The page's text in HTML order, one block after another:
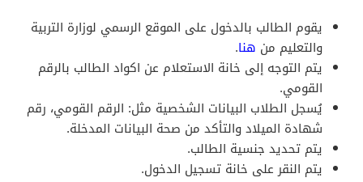
يقوم الطالب بالدخول على الموقع الرسمي لوزارة التربية
والتعليم من هنا.
يتم التوجه إلى خانة الاستعلام عن اكواد الطالب بالرقم
القومي.
يُسجل الطلاب البيانات الشخصية مثل: الرقم القومي، رقم
شهادة الميلاد والتأكد من صحة البيانات المدخلة.
يتم تحديد جنسية الطالب.
يتم النقر على خانة تسجيل الدخول.